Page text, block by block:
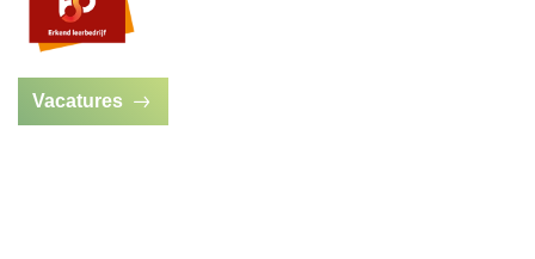
Vacatures